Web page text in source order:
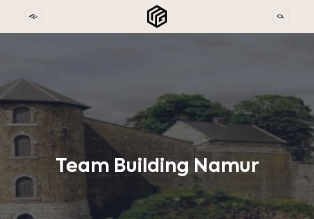
Team Building Namur